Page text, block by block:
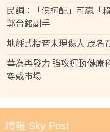
民調︰「侯柯配」可贏「
郭台銘副手
地氈式搜查未現傷人 茂名
華為再發力 強攻運動健康
穿戴市場
晴報 Sky Post